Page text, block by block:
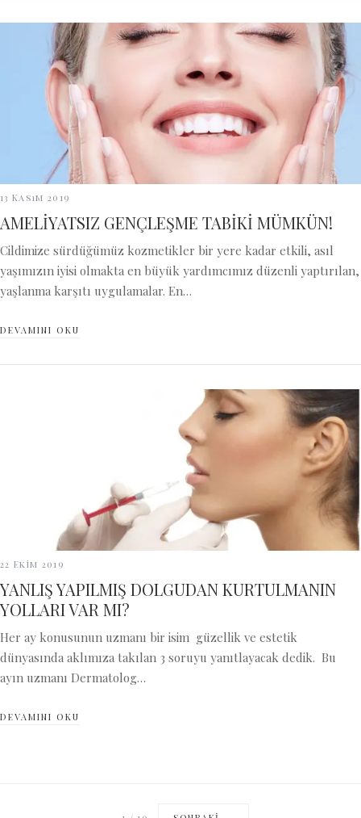
13 Kasım 2019
AMELİYATSIZ GENÇLEŞME TABİKİ MÜMKÜN!
Cildimize sürdüğümüz kozmetikler bir yere kadar etkili, asıl
yaşımızın iyisi olmakta en büyük yardımcımız düzenli yaptırılan,
yaşlanma karşıtı uygulamalar. En…
DEVAMINI OKU
22 Ekim 2019
YANLIŞ YAPILMIŞ DOLGUDAN KURTULMANIN
YOLLARI VAR MI?
Her ay konusunun uzmanı bir isim güzellik ve estetik
dünyasında aklımıza takılan 3 soruyu yanıtlayacak dedik. Bu
ayın uzmanı Dermatolog…
DEVAMINI OKU